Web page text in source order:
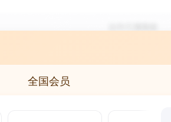
全国会员